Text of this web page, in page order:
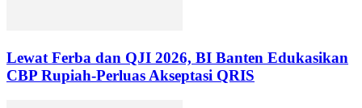
Lewat Ferba dan QJI 2026, BI Banten Edukasikan
CBP Rupiah-Perluas Akseptasi QRIS